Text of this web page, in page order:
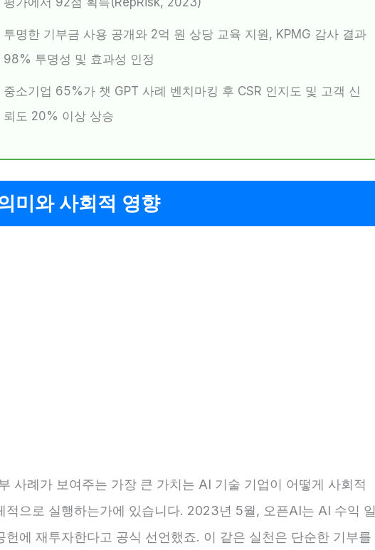
투명한 기부금 사용 공개와 2억 원 상당 교육 지원, KPMG 감사 결과
98% 투명성 및 효과성 인정
중소기업 65%가 챗 GPT 사례 벤치마킹 후 CSR 인지도 및 고객 신
뢰도 20% 이상 상승
미와 사회적 영향
사례가 보여주는 가장 큰 가치는 AI 기술 기업이 어떻게 사회적
적으로 실행하는가에 있습니다. 2023년 5월, 오픈AI는 AI 수익 일
헌에 재투자한다고 공식 선언했죠. 이 같은 실천은 단순한 기부를